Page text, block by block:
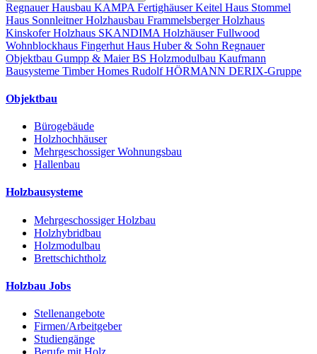
Regnauer Hausbau KAMPA FertighäuserKeitel Haus Stommel
Haus Sonnleitner Holzhausbau Frammelsberger Holzhaus
Kinskofer Holzhaus SKANDIMA HolzhäuserFullwood
Wohnblockhaus Fingerhut Haus Huber & Sohn Regnauer
Objektbau Gumpp & MaierBS Holzmodulbau Kaufmann
Bausysteme Timber Homes Rudolf HÖRMANN DERIX-Gruppe
Objektbau
Bürogebäude
Holzhochhäuser
Mehrgeschossiger Wohnungsbau
Hallenbau
Holzbausysteme
Mehrgeschossiger Holzbau
Holzhybridbau
Holzmodulbau
Brettschichtholz
Holzbau Jobs
Stellenangebote
Firmen/Arbeitgeber
Studiengänge